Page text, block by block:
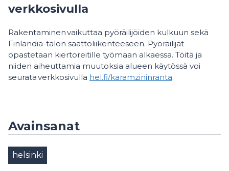
verkkosivulla
Rakentaminen vaikuttaa pyöräilijöiden kulkuun sekä
Finlandia-talon saattoliikenteeseen. Pyöräilijät
opastetaan kiertoreitille työmaan alkaessa. Töitä ja
niiden aiheuttamia muutoksia alueen käytössä voi
seurata verkkosivulla hel.fi/karamzininranta.
Avainsanat
helsinki